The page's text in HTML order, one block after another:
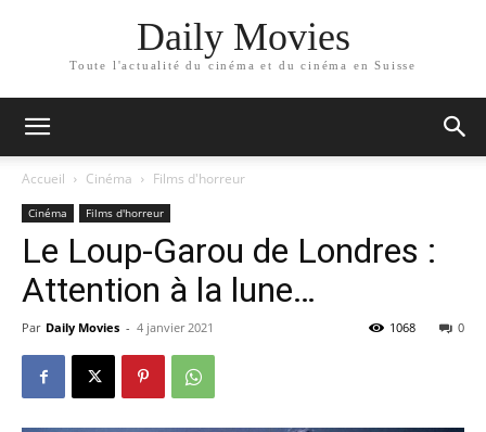
Daily Movies
Toute l'actualité du cinéma et du cinéma en Suisse
Accueil Cinéma Films d'horreur
Cinéma Films d'horreur
Le Loup-Garou de Londres :
Attention à la lune…
Par Daily Movies - 4 janvier 2021 0
1068